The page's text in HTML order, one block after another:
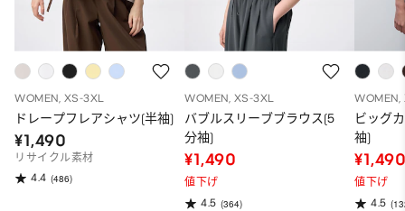
WOMEN, XS-3XL
ドレープフレアシャツ(半袖)
¥1,490
リサイクル素材
4.4 (486)
WOMEN, XS-3XL
バブルスリーブブラウス(5
分袖)
¥1,490
値下げ
4.5 (364)
WOMEN,
ビッグ
袖)
値下げ
4.5